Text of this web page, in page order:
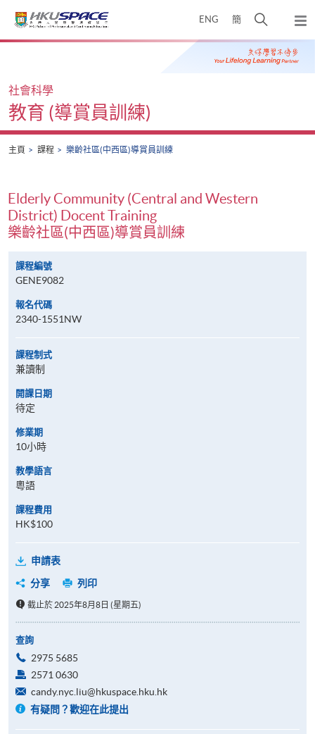
ENG 簡
開
搜
尋
彈
出
主
Main
社會科學
教育 (導賞員訓練)
主頁 課程 樂齡社區(中西區)導賞員訓練
Elderly Community (Central and Western
District) Docent Training
樂齡社區(中西區)導賞員訓練
課程編號
GENE9082
報名代碼
2340-1551NW
課程制式
兼讀制
開課日期
待定
修業期
10小時
教學語言
粵語
課程費用
HK$100
申請表
分享
列印
截止於 2025年8月8日 (星期五)
查詢
2975 5685
2571 0630
candy.nyc.liu@hkuspace.hku.hk
有疑問？歡迎在此提出